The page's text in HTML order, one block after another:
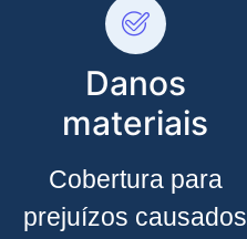
Danos
materiais
Cobertura para
prejuízos causados